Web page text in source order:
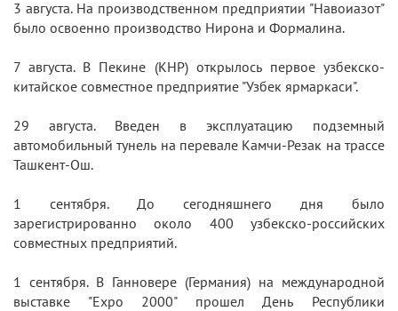
3 августа. На производственном предприятии "Навоиазот"
было освоенно производство Нирона и Формалина.
7 августа. В Пекине (КНР) открылось первое узбекско-
китайское совместное предприятие "Узбек ярмаркаси".
29 августа. Введен в эксплуатацию подземный
автомобильный тунель на перевале Камчи-Резак на трассе
Ташкент-Ош.
1 сентября. До сегодняшнего дня было
зарегистрированно около 400 узбекско-российских
совместных предприятий.
1 сентября. В Ганновере (Германия) на международной
выставке "Expo 2000" прошел День Республики